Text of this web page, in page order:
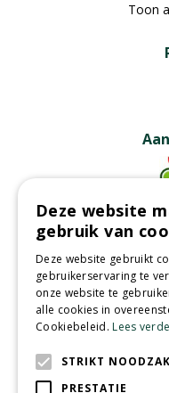
Toon
Deze website
gebruik van
Deze website gebruikt
gebruikerservaring te
onze website te
alle cookies in
Cookiebeleid.Lees
STRIKT
PRESTATIE